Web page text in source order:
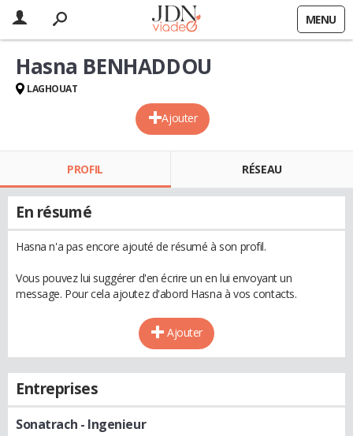
MENU
Ajouter
Hasna BENHADDOU
LAGHOUAT
PROFIL RÉSEAU
En résumé
Hasna n'a pas encore ajouté de résumé à son profil.
Vous pouvez lui suggérer d'en écrire un en lui envoyant un
message. Pour cela ajoutez d'abord Hasna à vos contacts.
Ajouter
Entreprises
Sonatrach - Ingenieur